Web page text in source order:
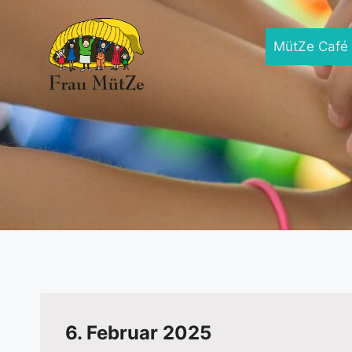
springen
MütZe Café
6. Februar 2025